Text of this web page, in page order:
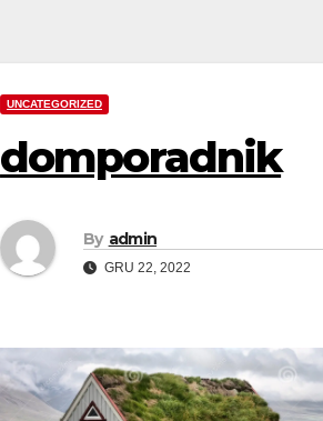
UNCATEGORIZED
domporadnik
By admin
GRU 22, 2022